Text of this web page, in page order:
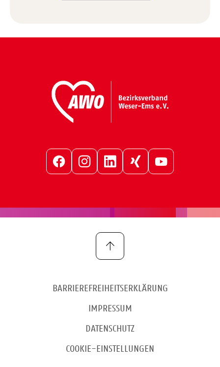
FacebookInstagramLinkedInXing YouTube
BARRIEREFREIHEITSERKLÄRUNG
IMPRESSUM
DATENSCHUTZ
COOKIE-EINSTELLUNGEN